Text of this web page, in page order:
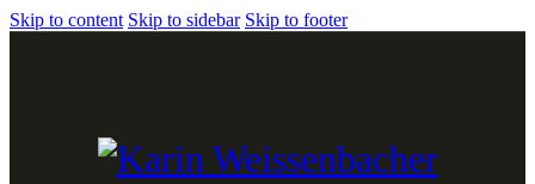
Skip to content Skip to sidebar Skip to footer